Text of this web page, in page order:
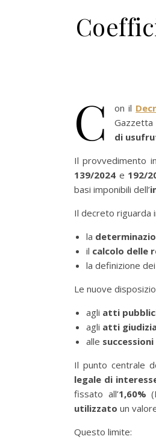
C on il
Gazzetta
di
Il provvedimento
139/2024 e 192/
basi imponibili dell’
Il decreto riguarda
la
il calcolo delle
la definizione dei
Le nuove
agli atti
agli atti
alle
Il punto centrale
legale di
fissato all’1,60%
utilizzato un
Questo limite: